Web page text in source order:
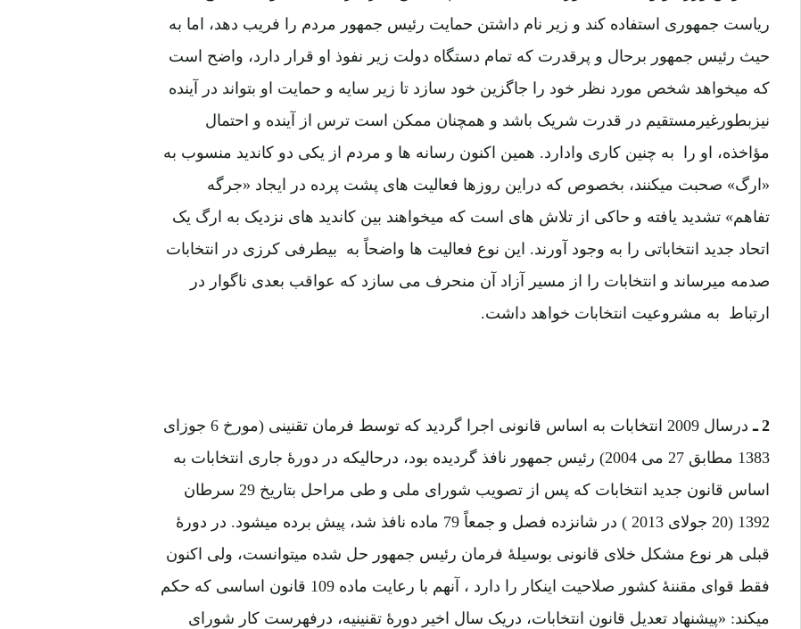
ریاست جمهوری استفاده کند و زیر نام داشتن حمایت رئیس جمهور مردم را فریب دهد، اما به
حیث رئیس جمهور برحال و پرقدرت که تمام دستگاه دولت زیر نفوذ او قرار دارد، واضح است
که میخواهد شخص مورد نظر خود را جاگزین خود سازد تا زیر سایه و حمایت او بتواند در آینده
نیزبطورغیرمستقیم در قدرت شریک باشد و همچنان ممکن است ترس از آینده و احتمال
مؤاخذه، او را به چنین کاری وادارد. همین اکنون رسانه ها و مردم از یکی دو کاندید منسوب به
«ارگ» صحبت میکنند، بخصوص که دراین روزها فعالیت های پشت پرده در ایجاد «جرگه
تفاهم» تشدید یافته و حاکی از تلاش های است که میخواهند بین کاندید های نزدیک به ارگ یک
اتحاد جدید انتخاباتی را به وجود آورند. این نوع فعالیت ها واضحاً به بیطرفی کرزی در انتخابات
صدمه میرساند و انتخابات را از مسیر آزاد آن منحرف می سازد که عواقب بعدی ناگوار در
ارتباط به مشروعیت انتخابات خواهد داشت.
2 ـ
درسال 2009 انتخابات به اساس قانونی اجرا گردید که توسط فرمان تقنینی (مورخ 6 جوزای
1383 مطابق 27 می 2004) رئیس جمهور نافذ گردیده بود، درحالیکه در دورۀ جاری انتخابات به
اساس قانون جدید انتخابات که پس از تصویب شورای ملی و طی مراحل بتاریخ 29 سرطان
1392 (20 جولای 2013 ) در شانزده فصل و جمعاً 79 ماده نافذ شد، پیش برده میشود. در دورۀ
قبلی هر نوع مشکل خلای قانونی بوسیلۀ فرمان رئیس جمهور حل شده میتوانست، ولی اکنون
فقط قوای مقننۀ کشور صلاحیت اینکار را دارد ، آنهم با رعایت ماده 109 قانون اساسی که حکم
میکند: «پیشنهاد تعدیل قانون انتخابات، دریک سال اخیر دورۀ تقنینیه، درفهرست کار شورای